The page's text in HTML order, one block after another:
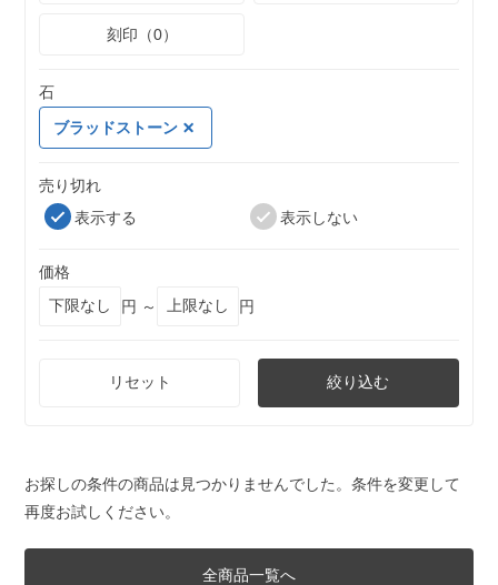
刻印（0）
石
ブラッドストーン
売り切れ
表示する
表示しない
価格
円 ～
円
リセット 絞り込む
お探しの条件の商品は見つかりませんでした。条件を変更して
再度お試しください。
全商品一覧へ